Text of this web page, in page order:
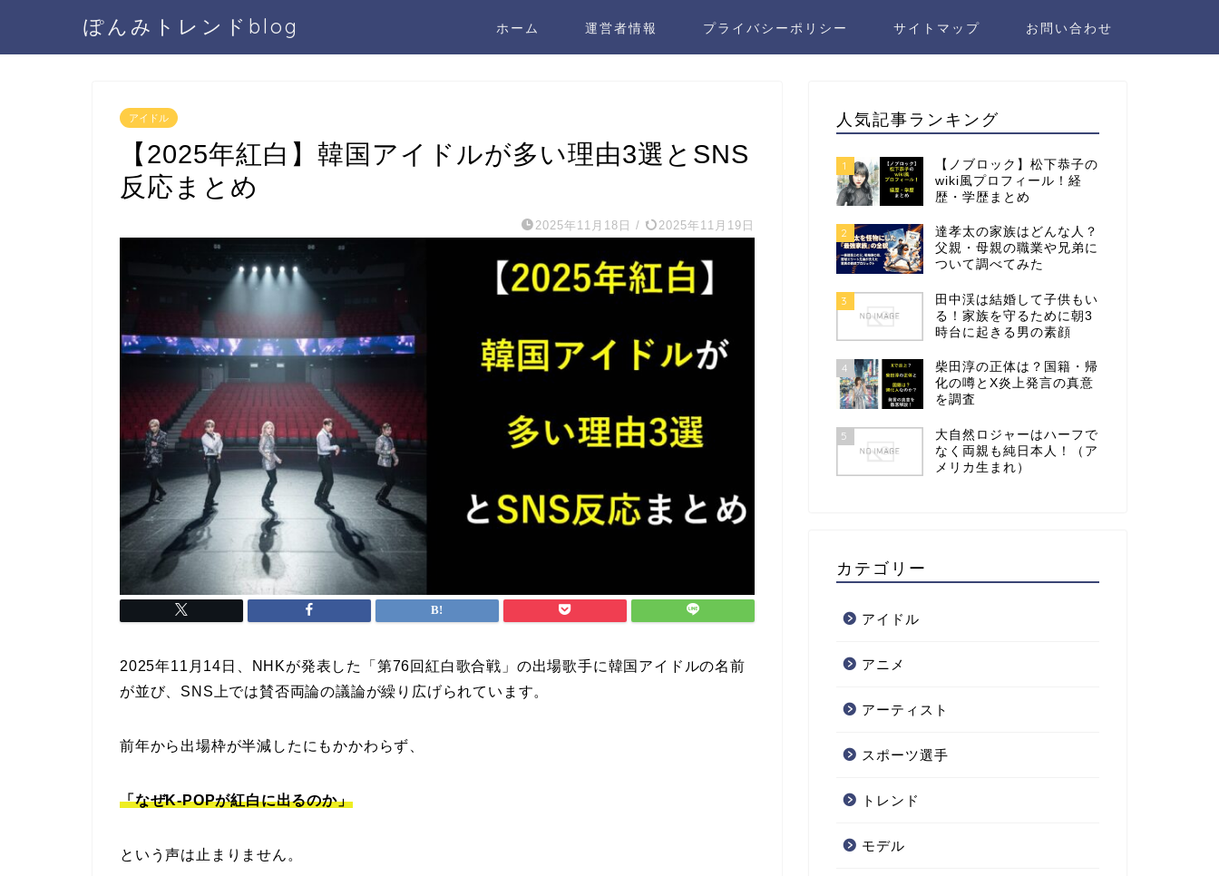
ぽんみトレンドblog ホーム 運営者情報 プライバシーポリシー サイトマップ お問い合わせ
アイドル
【2025年紅白】韓国アイドルが多い理由3選とSNS
反応まとめ
2025年11月18日 / 2025年11月19日
2025年11月14日、NHKが発表した「第76回紅白歌合戦」の出場歌手に韓国アイドルの名前
が並び、SNS上では賛否両論の議論が繰り広げられています。
前年から出場枠が半減したにもかかわらず、
「なぜK-POPが紅白に出るのか」
という声は止まりません。
人気記事ランキング
1
【ノブロック】松下恭子の
wiki風プロフィール！経
歴・学歴まとめ
2
達孝太の家族はどんな人？
父親・母親の職業や兄弟に
ついて調べてみた
3
田中渓は結婚して子供もい
る！家族を守るために朝3
時台に起きる男の素顔
4
柴田淳の正体は？国籍・帰
化の噂とX炎上発言の真意
を調査
5
大自然ロジャーはハーフで
なく両親も純日本人！（ア
メリカ生まれ）
カテゴリー
アイドル
アニメ
アーティスト
スポーツ選手
トレンド
モデル